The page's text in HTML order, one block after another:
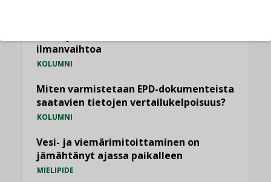
ilmanvaihtoa
KOLUMNI
Miten varmistetaan EPD-dokumenteista
saatavien tietojen vertailukelpoisuus?
KOLUMNI
Vesi- ja viemärimitoittaminen on
jämähtänyt ajassa paikalleen
MIELIPIDE